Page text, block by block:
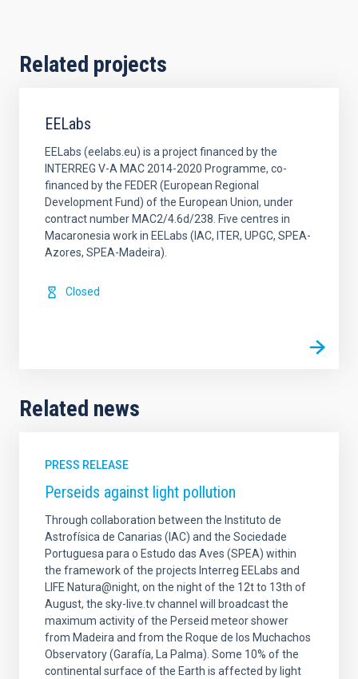
Related projects
EELabs
EELabs (eelabs.eu) is a project financed by the
INTERREG V-A MAC 2014-2020 Programme, co-
financed by the FEDER (European Regional
Development Fund) of the European Union, under
contract number MAC2/4.6d/238. Five centres in
Macaronesia work in EELabs (IAC, ITER, UPGC, SPEA-
Azores, SPEA-Madeira).
Closed
Related news
PRESS RELEASE
Perseids against light pollution
Through collaboration between the Instituto de
Astrofísica de Canarias (IAC) and the Sociedade
Portuguesa para o Estudo das Aves (SPEA) within
the framework of the projects Interreg EELabs and
LIFE Natura@night, on the night of the 12t to 13th of
August, the sky-live.tv channel will broadcast the
maximum activity of the Perseid meteor shower
from Madeira and from the Roque de los Muchachos
Observatory (Garafía, La Palma). Some 10% of the
continental surface of the Earth is affected by light